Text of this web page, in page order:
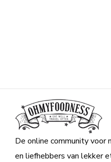
De online community voor
en liefhebbers van lekker